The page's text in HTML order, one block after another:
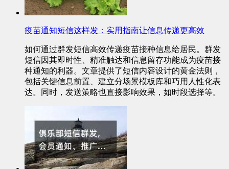
疫苗通知短信这样发：实用指南让信息传递更高效
如何通过群发短信高效传递疫苗接种信息给居民。群发
短信因其即时性、精准触达和信息留存功能成为疫苗接
种通知的利器。文章提供了短信内容设计的黄金法则，
包括关键信息前置、建立分场景模板库和巧用人性化表
达。同时，发送策略也直接影响效果，如时段选择等。